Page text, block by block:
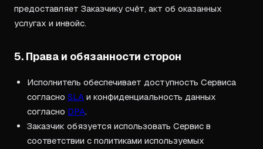
предоставляет Заказчику счёт, акт об оказанных
услугах и инвойс.
5. Права и обязанности сторон
Исполнитель обеспечивает доступность Сервиса
согласно SLA и конфиденциальность данных
согласно DPA.
Заказчик обязуется использовать Сервис в
соответствии с политиками используемых